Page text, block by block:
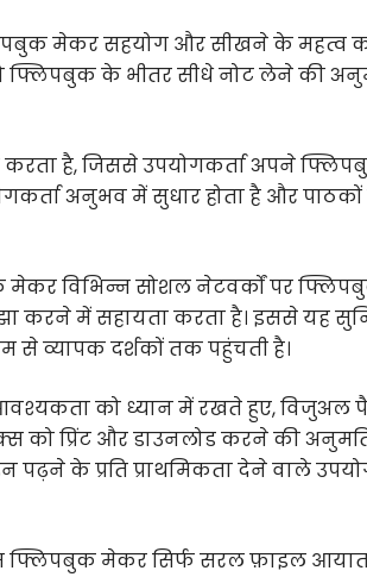
मेकर सहयोग और सीखने के महत्व
फ्लिपबुक के भीतर सीधे नोट लेने की
करता है, जिससे उपयोगकर्ता अपने
अनुभव में सुधार होता है और
विभिन्न सोशल नेटवर्कों पर
में सहायता करता है। इससे यह
से व्यापक दर्शकों तक पहुंचती है।
को ध्यान में रखते हुए, विजुअल
को प्रिंट और डाउनलोड करने की
पढ़ने के प्रति प्राथमिकता देने वाले
फ्लिपबुक मेकर सिर्फ सरल फ़ाइल